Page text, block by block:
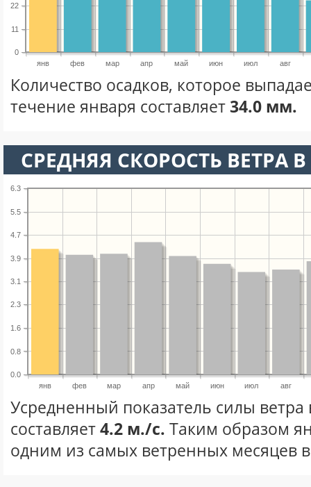
янв фев мар апр май июн июл авг
0
11
22
Количество осадков, которое
течение января составляет34.0 мм.
СРЕДНЯЯ СКОРОСТЬ ВЕТРА
янв фев мар апр май июн июл авг
0.0
0.8
1.6
2.3
3.1
3.9
4.7
5.5
6.3
Усредненный показатель силы ветра
составляет4.2 м./с. Таким образом
одним из самых ветренных месяцев в